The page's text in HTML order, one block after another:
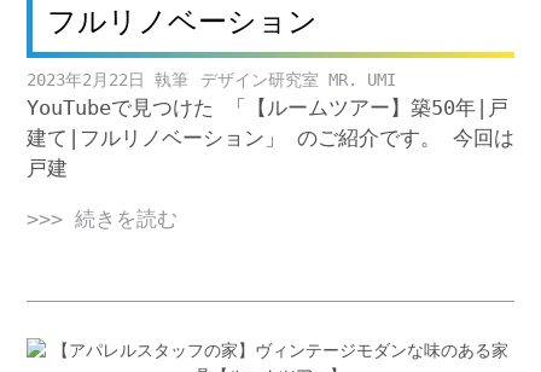
フルリノベーション
2023年2月22日 デザイン研究室 MR. UMI
YouTubeで見つけた 「【ルームツアー】築50年|戸
建て|フルリノベーション」 のご紹介です。 今回は
戸建
>>> 続きを読む